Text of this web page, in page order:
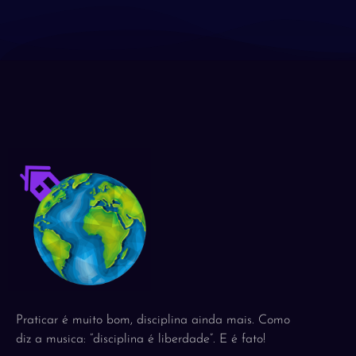
Praticar é muito bom, disciplina ainda mais. Como
diz a musica: “disciplina é liberdade”. E é fato!